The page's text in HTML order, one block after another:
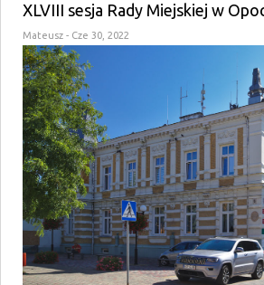
XLVIII sesja Rady Miejskiej w
Mateusz - Cze 30, 2022